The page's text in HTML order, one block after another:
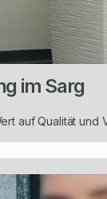
im Sarg
auf Qualität und